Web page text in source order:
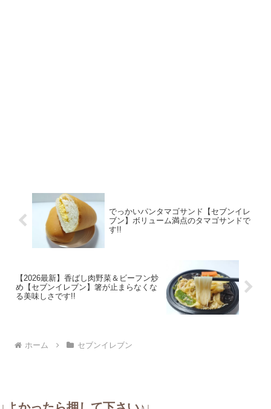
でっかいパンタマゴサンド【セブンイレ
ブン】ボリューム満点のタマゴサンドで
す!!
【2026最新】香ばし肉野菜＆ビーフン炒
め【セブンイレブン】箸が止まらなくな
る美味しさです!!
ホーム セブンイレブン